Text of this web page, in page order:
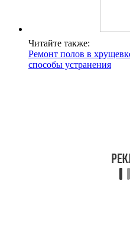
Читайте также:
Ремонт полов в
способы устранения